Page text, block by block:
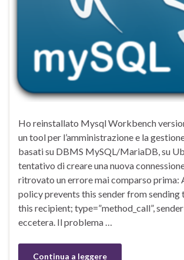
Ho reinstallato Mysql Workbench
un tool per l’amministrazione e la
basati su DBMS MySQL/MariaDB, su
tentativo di creare una nuova
ritrovato un errore mai comparso prima:
policy prevents this sender from sending
this recipient; type=”method_call”,
eccetera. Il problema …
Continua a leggere